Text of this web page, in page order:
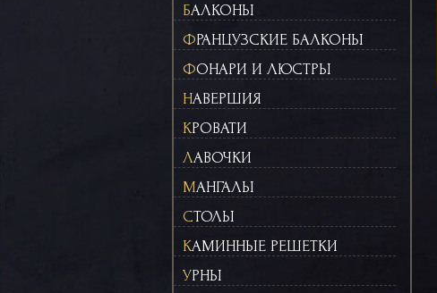
БАЛКОНЫ
ФРАНЦУЗСКИЕ БАЛКОНЫ
ФОНАРИ И ЛЮСТРЫ
НАВЕРШИЯ
КРОВАТИ
ЛАВОЧКИ
МАНГАЛЫ
СТОЛЫ
КАМИННЫЕ РЕШЕТКИ
УРНЫ